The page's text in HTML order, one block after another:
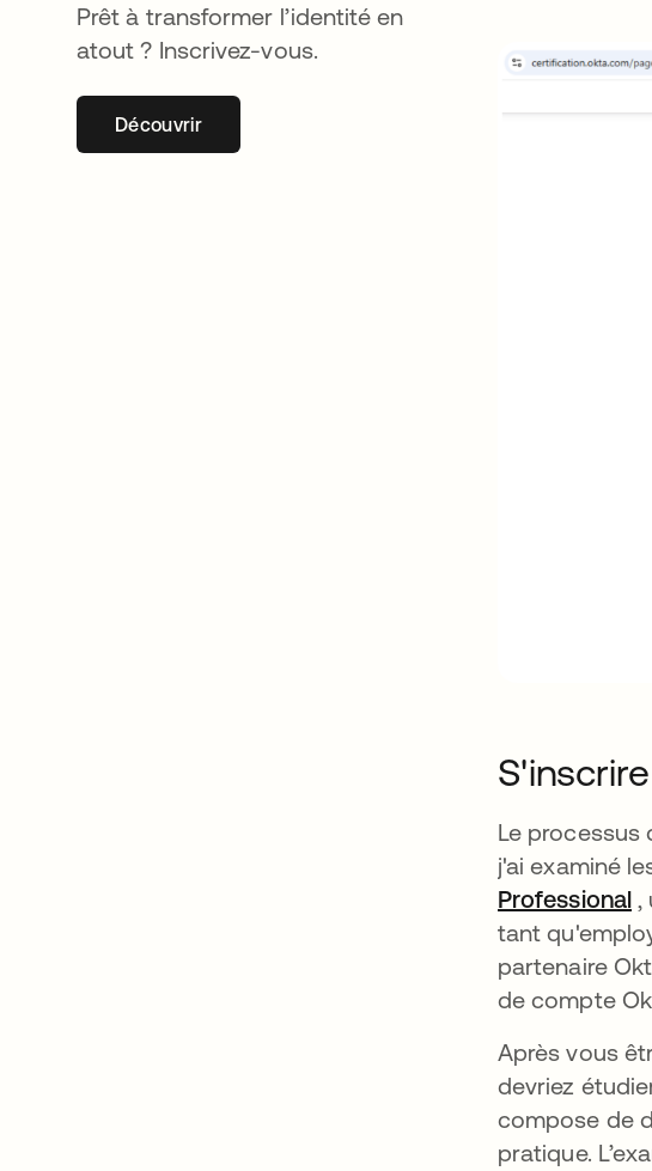
Prêt à transformer l’identité en
atout ? Inscrivez-vous.
Découvrirs’ouvre dans un nouvel onglet
Le processus
j'ai examiné
Professional ,
tant
partenaire
de compte
Après vous
devriez
compose de
pratique.